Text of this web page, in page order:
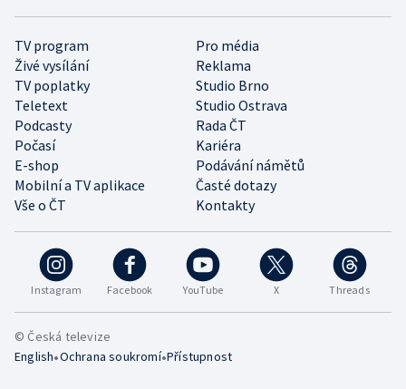
Instagram Facebook YouTube X Threads
TV program
Pro média
Živé vysílání
Reklama
TV poplatky
Studio Brno
Teletext
Studio Ostrava
Podcasty
Rada ČT
Počasí
Kariéra
E-shop
Podávání námětů
Mobilní a TV aplikace
Časté dotazy
Vše o ČT
Kontakty
© Česká televize
English•Ochrana soukromí•Přístupnost